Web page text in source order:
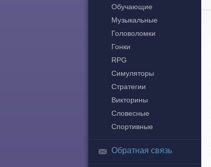
Обучающие
Музыкальные
Головоломки
Гонки
RPG
Симуляторы
Стратегии
Викторины
Словесные
Спортивные
Обратная связь